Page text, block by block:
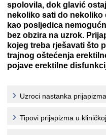
spolovila, dok glavić
nekoliko sati do nekoliko
kao posljedica
bez obzira na uzrok.
kojeg treba rješavati što
trajnog oštećenja
pojave erektilne
Uzroci nastanka prijapizma
Tipovi prijapizma u